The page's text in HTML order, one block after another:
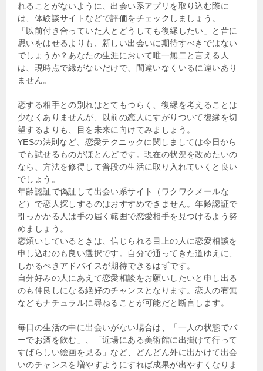
れることがないように、出会い系アプリを取り込む際に
は、体験談サイトなどで評価をチェックしましょう。
「以前付き合っていた人とどうしても復縁したい」と昔に
思いをはせるよりも、新しい出会いに期待すべきではない
でしょうか？あなたの生涯において唯一無二と言える人
は、現時点で縁がないだけで、間違いなくいるに違いあり
ません。
恋する相手との別れはとてもつらく、復縁を考えることは
少なくありませんが、以前の恋人にすがりついて復縁を切
望するよりも、目を未来に向けてみましょう。
YESの法則など、恋愛テクニックに関しましては今日から
でも試せるものがほとんどです。現在の状況を改めたいの
なら、方法を修得して普段の生活に取り入れていくと良い
でしょう。
年齢認証で偽証して出会い系サイト（ワクワクメールな
ど）で恋人探しするのはおすすめできません。年齢認証で
引っかかる人は手の届く範囲で恋愛相手を見つけるよう努
めましょう。
恋煩いしているときは、信じられる目上の人に恋愛相談を
申し込むのも良い選択です。自分で通ってきた道ゆえに、
しかるべきアドバイスが期待できるはずです。
自分好みの人にあえて恋愛相談をお願いしたいと申し出る
のも仲良しになる絶好のチャンスとなります。恋人の有無
などもナチュラルに尋ねることが可能だと断言します。
毎日の生活の中に出会いがない場合は、「一人の状態でバ
ーでお酒を飲む」、「近場にある美術館に出掛けて行って
すばらしい絵画を見る」など、どんどん外に出かけて出会
いのチャンスを増やすようにすれば成果が出やすくなりま